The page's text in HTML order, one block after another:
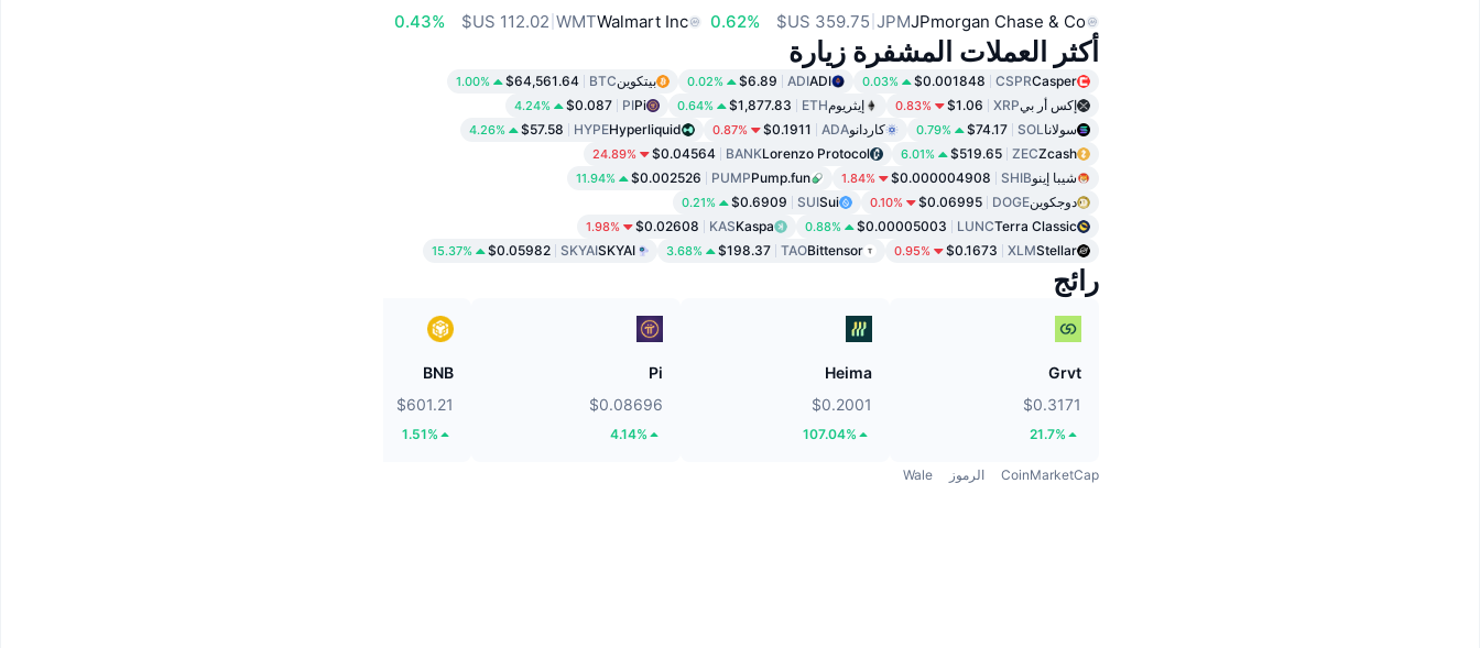
JPmorgan Chase & Co
JPM
0.62%
Walmart Inc
WMT
0.43%
أكثر العملات المشفرة زيارة
Casper
CSPR
$0.001848
0.03%
ADI
ADI
$6.89
0.02% بيتكوينBTC
$64,561.64
1.00%
إكس أر بيXRP
$1.06
0.83% إيثريومETH
$1,877.83
0.64%
Pi
PI
$0.087
4.24%
سولانا SOL
$74.17
0.79% كاردانوADA
$0.1911
0.87%
Hyperliquid
HYPE
$57.58
4.26%
Zcash
ZEC
$519.65
6.01%
Lorenzo Protocol
BANK
$0.04564
24.89%
شيبا إينوSHIB
$0.000004908
1.84%
Pump.fun
PUMP
$0.002526
11.94%
دوجكوينDOGE
$0.06995
0.10%
Sui
SUI
$0.6909
0.21%
Terra Classic
LUNC
$0.00005003
0.88%
Kaspa
KAS
$0.02608
1.98%
Stellar
XLM
$0.1673
0.95%
Bittensor
TAO
$198.37
3.68%
SKYAI
SKYAI
$0.05982
15.37%
رائج
Grvt
$0.3171
21.7%
Heima
$0.2001
107.04%
Pi
$0.08696
4.14%
BNB
$601.21
1.51%
CoinMarketCap الرموز Wale